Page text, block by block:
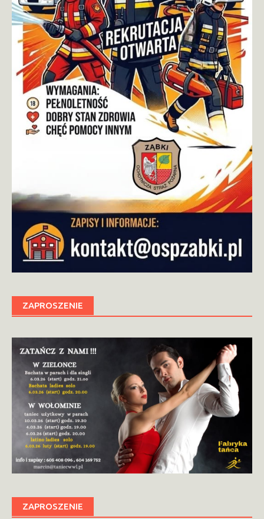
ZAPROSZENIE
ZAPROSZENIE